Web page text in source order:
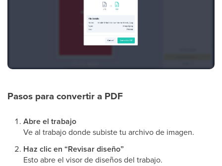
Pasos para convertir a PDF
Abre el trabajo
Ve al trabajo donde subiste tu archivo de imagen.
Haz clic en “Revisar diseño”
Esto abre el visor de diseños del trabajo.